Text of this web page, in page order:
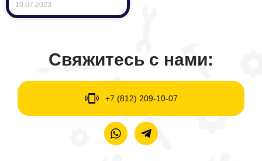
10.07.2023
Свяжитесь с нами:
+7 (812) 209-10-07